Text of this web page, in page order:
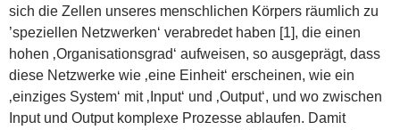
sich die Zellen unseres menschlichen Körpers räumlich zu
’speziellen Netzwerken‘ verabredet haben [1], die einen
hohen ‚Organisationsgrad‘ aufweisen, so ausgeprägt, dass
diese Netzwerke wie ‚eine Einheit‘ erscheinen, wie ein
‚einziges System‘ mit ‚Input‘ und ‚Output‘, und wo zwischen
Input und Output komplexe Prozesse ablaufen. Damit